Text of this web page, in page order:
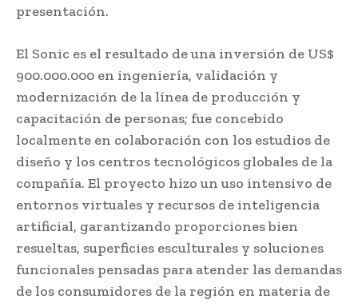
presentación.
El Sonic es el resultado de una inversión de US$
900.000.000 en ingeniería, validación y
modernización de la línea de producción y
capacitación de personas; fue concebido
localmente en colaboración con los estudios de
diseño y los centros tecnológicos globales de la
compañía. El proyecto hizo un uso intensivo de
entornos virtuales y recursos de inteligencia
artificial, garantizando proporciones bien
resueltas, superficies esculturales y soluciones
funcionales pensadas para atender las demandas
de los consumidores de la región en materia de